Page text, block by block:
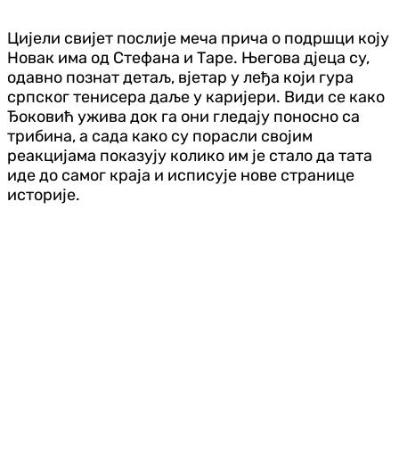
Цијели свијет послије меча прича о подршци коју
Новак има од Стефана и Таре. Његова дјеца су,
одавно познат детаљ, вјетар у леђа који гура
српског тенисера даље у каријери. Види се како
Ђоковић ужива док га они гледају поносно са
трибина, а сада како су порасли својим
реакцијама показују колико им је стало да тата
иде до самог краја и исписује нове странице
историје.